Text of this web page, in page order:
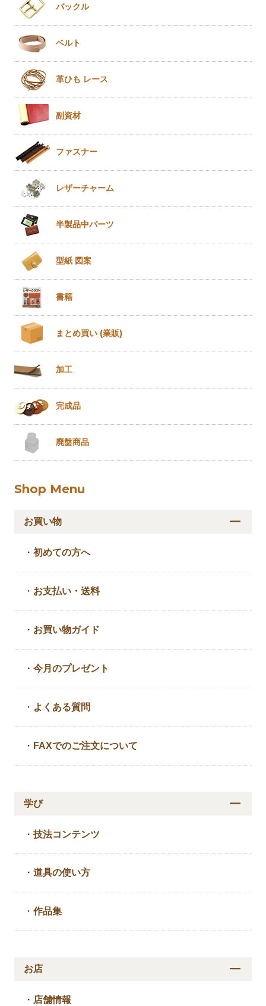
バックル
ベルト
革ひも レース
副資材
ファスナー
レザーチャーム
半製品中パーツ
型紙 図案
書籍
まとめ買い (業販)
加工
完成品
廃盤商品
Shop Menu
お買い物
・初めての方へ
・ お支払い・送料
・ お買い物ガイド
・今月のプレゼント
・ よくある質問
・ FAXでのご注文について
学び
・技法コンテンツ
・道具の使い方
・作品集
お店
・ 店舗情報